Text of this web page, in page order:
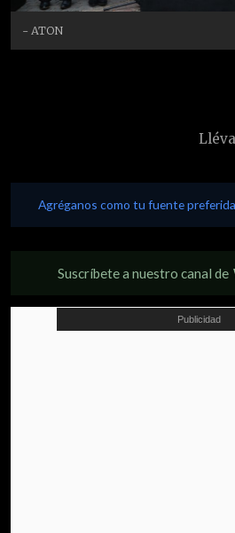
- ATON
Agréganos como tu fuente
Suscríbete a nuestro canal de